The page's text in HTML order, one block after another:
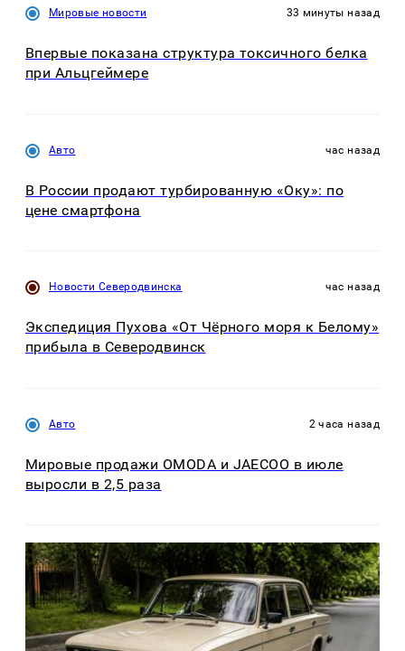
Мировые новости 33 минуты назад
Впервые показана структура токсичного белка
при Альцгеймере
Авто час назад
В России продают турбированную «Оку»: по
цене смартфона
Новости Северодвинска час назад
Экспедиция Пухова «От Чёрного моря к Белому»
прибыла в Северодвинск
Авто 2 часа назад
Мировые продажи OMODA и JAECOO в июле
выросли в 2,5 раза